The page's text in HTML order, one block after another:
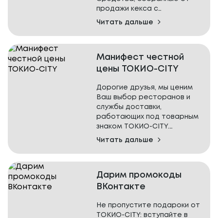
больниц, подростков, чьи
жизненной ситуации.
790 рублей.
вместе с нами!
продажи кекса с
апельсином за 59 рублей,
страдающих от лёгочной
Нам удалось собрать 854
Спасибо всем, кто помогал
вместе с нами!
Читать дальше
Манифест честной
цены ТОКИО-CITY
Дорогие друзья, мы ценим
Ваш выбор ресторанов и
службы доставки,
работающих под товарным
знаком ТОКИО-CITY.
последнее время сильно
ситуация: инфляция, рост
цен на продуктовую корзину,
логистика сырья, кадровый
голод и рост зарплат.
Читать дальше
Дарим промокоды
ВКонтакте
Не пропустите подароки от
ТОКИО-CITY: вступайте в